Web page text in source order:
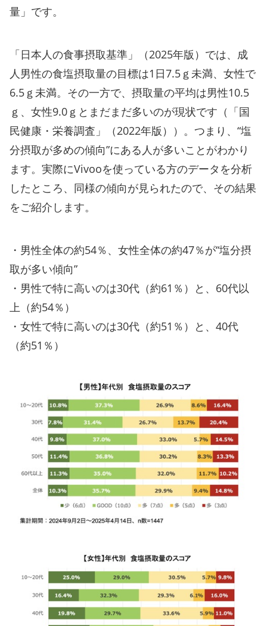
量」です。
「日本人の食事摂取基準」（2025年版）では、成
人男性の食塩摂取量の目標は1日7.5ｇ未満、女性で
6.5ｇ未満。その一方で、摂取量の平均は男性10.5
ｇ、女性9.0ｇとまだまだ多いのが現状です（「国
民健康・栄養調査」（2022年版））。つまり、“塩
分摂取が多めの傾向”にある人が多いことがわかり
ます。実際にVivooを使っている方のデータを分析
したところ、同様の傾向が見られたので、その結果
をご紹介します。
・男性全体の約54％、女性全体の約47％が“塩分摂
取が多い傾向”
・男性で特に高いのは30代（約61％）と、60代以
上（約54％）
・女性で特に高いのは30代（約51％）と、40代
（約51％）